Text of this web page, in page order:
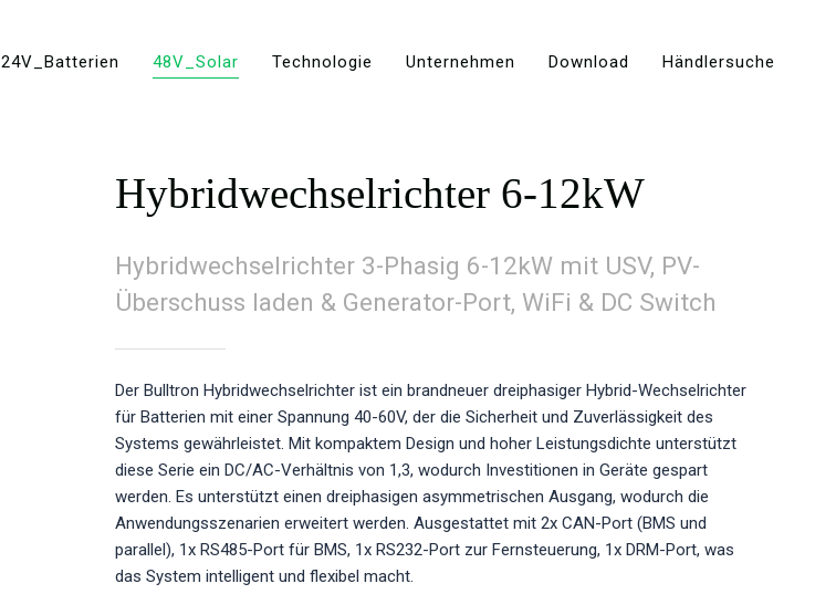
24V_Batterien 48V_Solar Technologie Unternehmen Download Händlersuche
Hybridwechselrichter 6-12kW
Hybridwechselrichter 3-Phasig 6-12kW mit USV, PV-
Überschuss laden & Generator-Port, WiFi & DC Switch
Der Bulltron Hybridwechselrichter ist ein brandneuer dreiphasiger Hybrid-Wechselrichter
für Batterien mit einer Spannung 40-60V, der die Sicherheit und Zuverlässigkeit des
Systems gewährleistet. Mit kompaktem Design und hoher Leistungsdichte unterstützt
diese Serie ein DC/AC-Verhältnis von 1,3, wodurch Investitionen in Geräte gespart
werden. Es unterstützt einen dreiphasigen asymmetrischen Ausgang, wodurch die
Anwendungsszenarien erweitert werden. Ausgestattet mit 2x CAN-Port (BMS und
parallel), 1x RS485-Port für BMS, 1x RS232-Port zur Fernsteuerung, 1x DRM-Port, was
das System intelligent und flexibel macht.